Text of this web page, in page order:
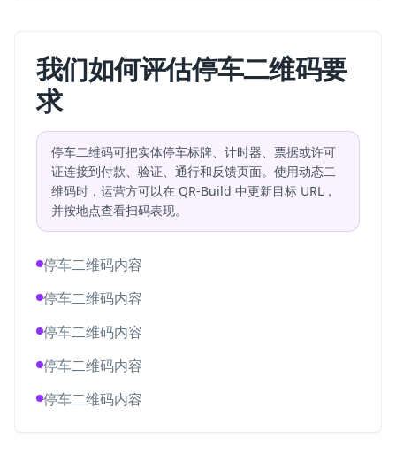
我们如何评估停车二维码要
求
停车二维码可把实体停车标牌、计时器、票据或许可
证连接到付款、验证、通行和反馈页面。使用动态二
维码时，运营方可以在 QR-Build 中更新目标 URL，
并按地点查看扫码表现。
停车二维码内容
停车二维码内容
停车二维码内容
停车二维码内容
停车二维码内容